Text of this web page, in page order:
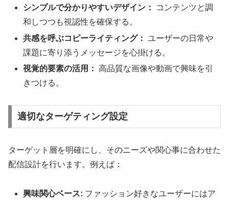
シンプルで分かりやすいデザイン：
コンテンツと調
和しつつも視認性を確保する。
共感を呼ぶコピーライティング： ユーザーの日常や
課題に寄り添うメッセージを心掛ける。
視覚的要素の活用： 高品質な画像や動画で興味を引
きつける。
適切なターゲティング設定
ターゲット層を明確にし、そのニーズや関心事に合わせた
配信設計を行います。例えば：
興味関心ベース: ファッション好きなユーザーにはア